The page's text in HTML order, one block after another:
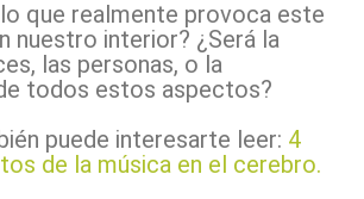
que realmente provoca este
nuestro interior? ¿Será la
las personas, o la
todos estos aspectos?
puede interesarte leer: 4
de la música en el cerebro.